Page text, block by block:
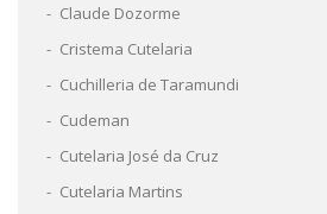
Claude Dozorme
Cristema Cutelaria
Cuchilleria de Taramundi
Cudeman
Cutelaria José da Cruz
Cutelaria Martins